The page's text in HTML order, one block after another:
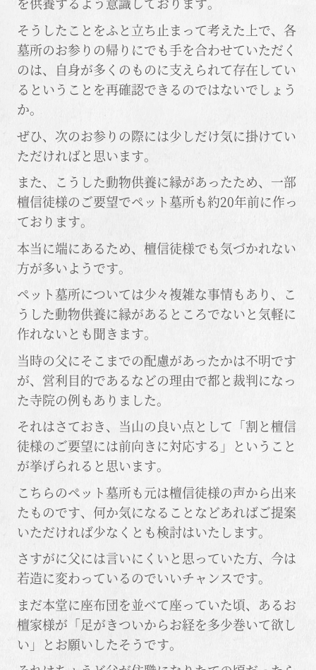
そうしたことをふと立ち止まって考えた上で、各
墓所のお参りの帰りにでも手を合わせていただく
のは、自身が多くのものに支えられて存在してい
るということを再確認できるのではないでしょう
か。
ぜひ、次のお参りの際には少しだけ気に掛けてい
ただければと思います。
また、こうした動物供養に縁があったため、一部
檀信徒様のご要望でペット墓所も約20年前に作っ
ております。
本当に端にあるため、檀信徒様でも気づかれない
方が多いようです。
ペット墓所については少々複雑な事情もあり、こ
うした動物供養に縁があるところでないと気軽に
作れないとも聞きます。
当時の父にそこまでの配慮があったかは不明です
が、営利目的であるなどの理由で都と裁判になっ
た寺院の例もありました。
それはさておき、当山の良い点として「割と檀信
徒様のご要望には前向きに対応する」ということ
が挙げられると思います。
こちらのペット墓所も元は檀信徒様の声から出来
たものです、何か気になることなどあればご提案
いただければ少なくとも検討はいたします。
さすがに父には言いにくいと思っていた方、今は
若造に変わっているのでいいチャンスです。
まだ本堂に座布団を並べて座っていた頃、あるお
檀家様が「足がきついからお経を多少巻いて欲し
い」とお願いしたそうです。